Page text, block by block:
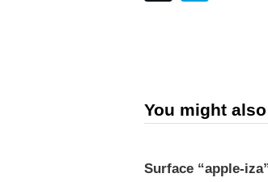
You might
Surface “apple-